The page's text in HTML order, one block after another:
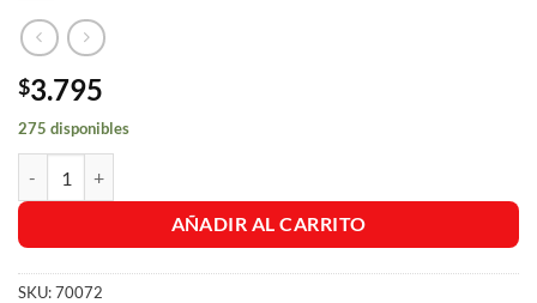
$3.795
275 disponibles
AÑADIR AL CARRITO
SKU:70072